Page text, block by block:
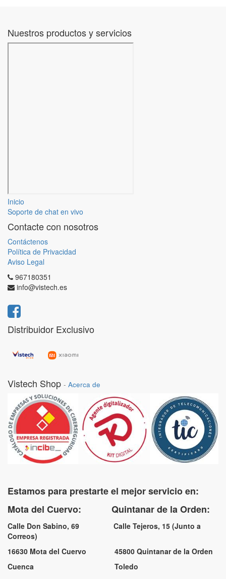
Nuestros productos y servicios
Inicio
Soporte de chat en vivo
Contacte con nosotros
Contáctenos
Política de Privacidad
Aviso Legal
967180351
info@vistech.es
Distribuidor Exclusivo
Vistech Shop - Acerca de
Estamos para prestarte el mejor servicio en:
Mota del Cuervo: Quintanar de la Orden:
Calle Don Sabino, 69 Calle Tejeros, 15 (Junto a
Correos)
16630 Mota del Cuervo 45800 Quintanar de la Orden
Cuenca Toledo